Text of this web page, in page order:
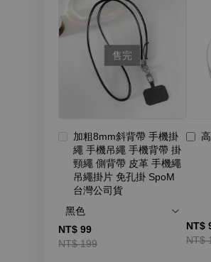
售完
加粗8mm斜背帶 手機掛
繩 手機吊繩 手機背帶 掛
頸繩 側背帶 皮革 手機繩
吊繩掛片 免孔掛 SpoM
台灣公司貨
NT$ 99
NT$ 199
NT$
NT$